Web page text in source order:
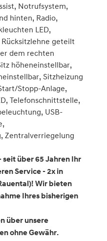
Notrufsystem,
hinten, Radio,
LED,
geteilt
dem rechten
höheneinstellbar,
Sitzheizung
Stopp-Anlage,
Telefonschnittstelle,
USB-
Zentralverriegelung
seit über 65 Jahren Ihr
Service - 2x in
Wir bieten
Ihres bisherigen
über unsere
ohne Gewähr.